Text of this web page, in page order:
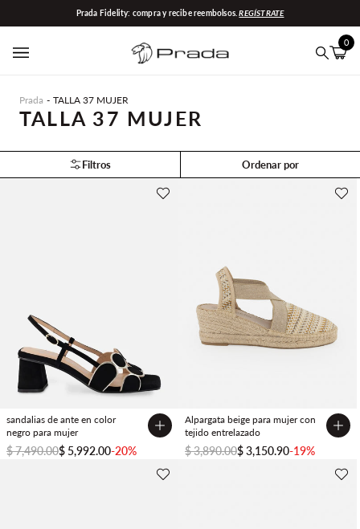
contenido
Prada Fidelity: compra y recibe reembolsos.REGÍSTRATE
0
Prada TALLA 37 MUJER
TALLA 37 MUJER
Filtros Ordenar por
sandalias de ante en color
negro para mujer
$ 7,490.00$ 5,992.00-20%
Alpargata beige para mujer con
tejido entrelazado
$ 3,890.00$ 3,150.90-19%